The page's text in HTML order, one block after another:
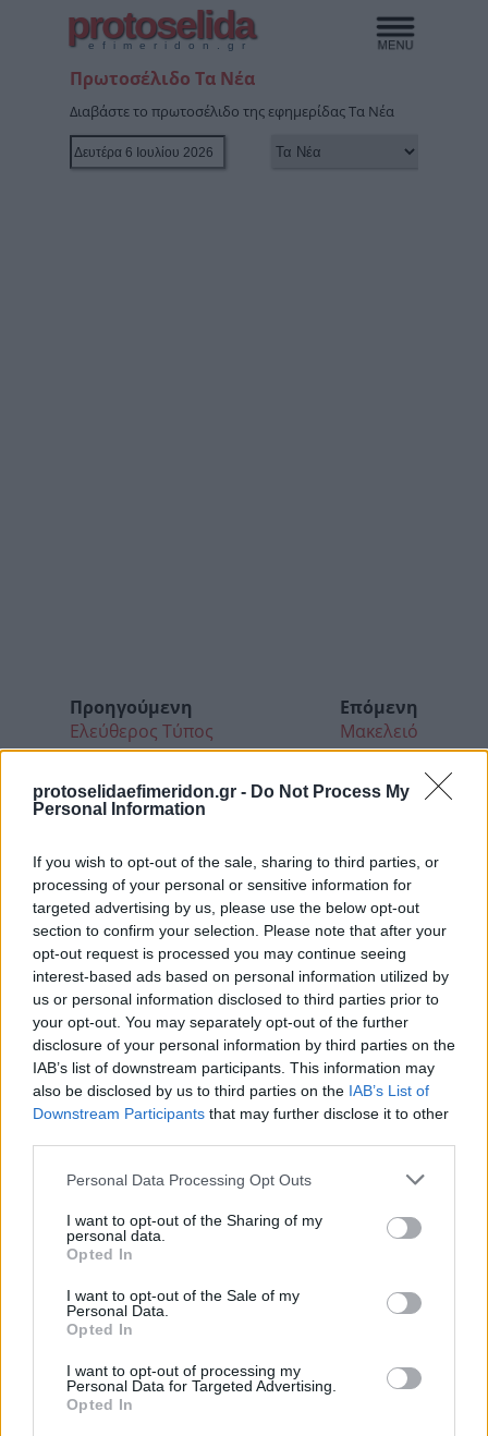
protoselidaefimeridon.gr - Do Not Process My
Personal Information
If you wish to opt-out of the sale, sharing to third parties, or
processing of your personal or sensitive information for
targeted advertising by us, please use the below opt-out
section to confirm your selection. Please note that after your
opt-out request is processed you may continue seeing
interest-based ads based on personal information utilized by
us or personal information disclosed to third parties prior to
your opt-out. You may separately opt-out of the further
disclosure of your personal information by third parties on the
IAB’s list of downstream participants. This information may
also be disclosed by us to third parties on the IAB’s List of
Downstream Participants that may further disclose it to other
Please note that this website/app uses one or more Google
not limited to your visit or usage behaviour. You may click to
grant or deny consent to Google and its third-party tags to
use your data for below specified purposes in below Google
consent section.
Personal Data Processing Opt Outs
I want to opt-out of the Sharing of my
personal data.
Opted In
I want to opt-out of the Sale of my
Personal Data.
Opted In
I want to opt-out of processing my
Personal Data for Targeted Advertising.
Opted In
protoselida
efimeridon.gr
Πρωτοσέλιδο Τα Νέα
Διαβάστε το πρωτοσέλιδο της εφημερίδας Τα Νέα
Προηγούμενη
Ελεύθερος Τύπος
Επόμενη
Μακελειό
Κοινοποιήστε